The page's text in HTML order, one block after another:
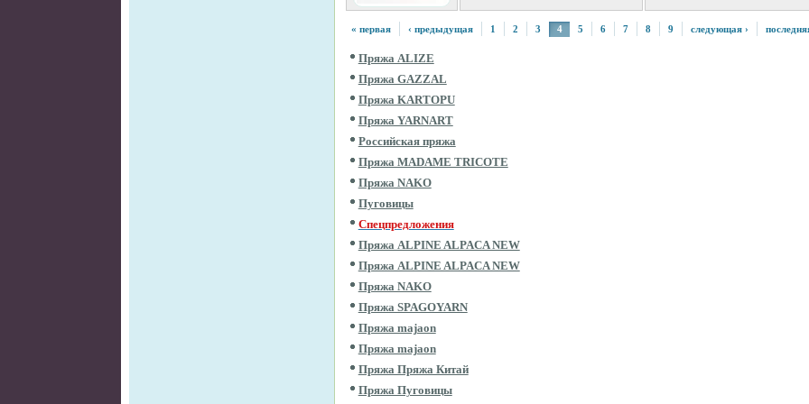
« первая ‹ предыдущая 1 2 3 4 5 6 7 8 9 следующая ›
Пряжа ALIZE
Пряжа GAZZAL
Пряжа KARTOPU
Пряжа YARNART
Российская пряжа
Пряжа MADAME TRICOTE
Пряжа NAKO
Пуговицы
Спецпредложения
Пряжа ALPINE ALPACA NEW
Пряжа ALPINE ALPACA NEW
Пряжа NAKO
Пряжа SPAGOYARN
Пряжа majaon
Пряжа majaon
Пряжа Пряжа Китай
Пряжа Пуговицы